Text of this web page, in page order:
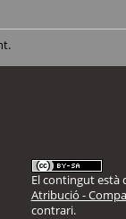
El contingut està
Atribució -
contrari.